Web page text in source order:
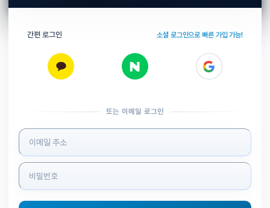
간편 로그인 소셜 로그인으로 빠른 가입 가능!
또는 이메일 로그인
로그인 정보 입력